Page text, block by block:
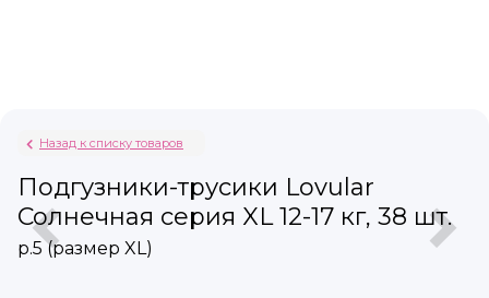
Назад к списку товаров
Подгузники-трусики Lovular
Солнечная серия XL 12-17 кг, 38 шт.
р.5 (размер XL)